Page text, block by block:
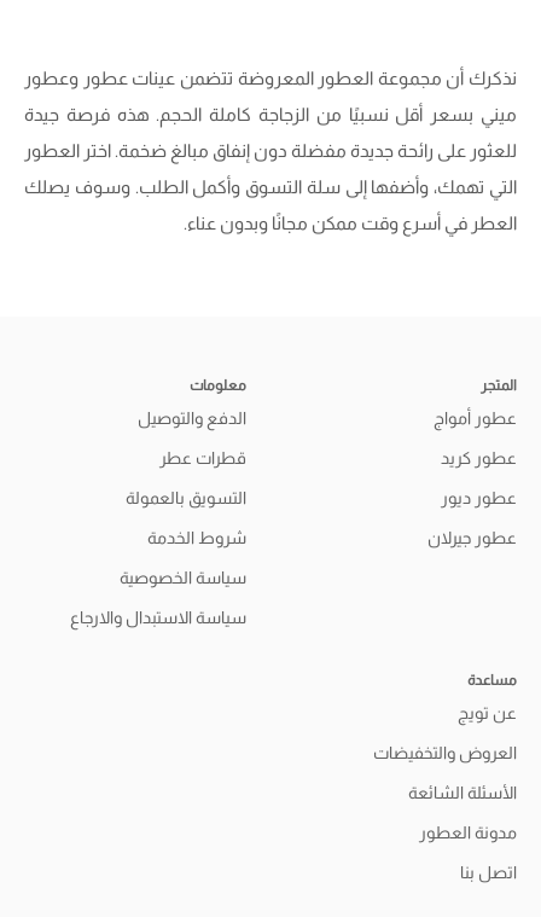
نذكرك أن مجموعة العطور المعروضة تتضمن عينات عطور وعطور
ميني بسعر أقل نسبيًا من الزجاجة كاملة الحجم. هذه فرصة جيدة
للعثور على رائحة جديدة مفضلة دون إنفاق مبالغ ضخمة. اختر العطور
التي تهمك، وأضفها إلى سلة التسوق وأكمل الطلب. وسوف يصلك
العطر في أسرع وقت ممكن مجانًا وبدون عناء.
المتجر
عطور أمواج
عطور كريد
عطور ديور
عطور جيرلان
معلومات
الدفع والتوصيل
قطرات عطر
التسويق بالعمولة
شروط الخدمة
سياسة الخصوصية
سياسة الاستبدال والارجاع
مساعدة
عن تويج
العروض والتخفيضات
الأسئلة الشائعة
مدونة العطور
اتصل بنا